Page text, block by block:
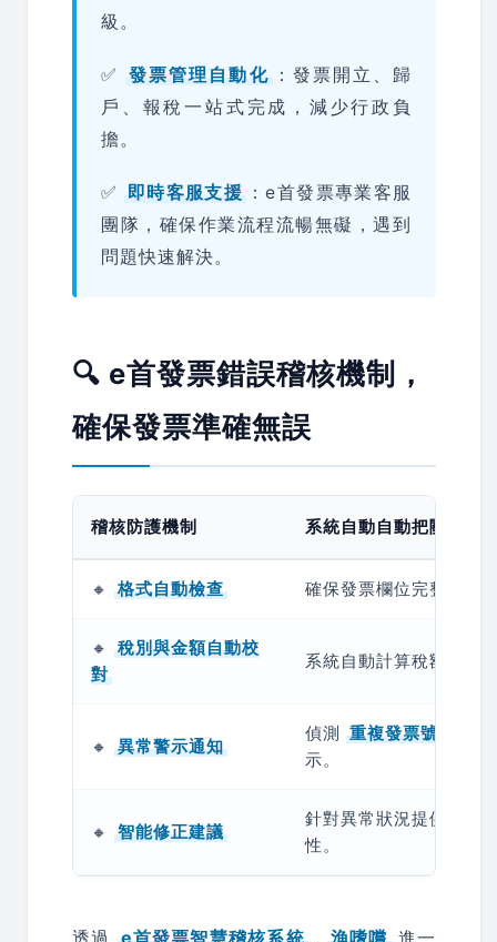
級。
✅ 發票管理自動化 ：發票開立、歸
戶、報稅一站式完成，減少行政負
擔。
✅ 即時客服支援 ：e首發票專業客服
團隊，確保作業流程流暢無礙，遇到
問題快速解決。
🔍 e首發票錯誤稽核機制，
確保發票準確無誤
稽核防護機制 系統自動自動把關內容
🔸 格式自動檢查 確保發票欄位完整，避
🔸
稅別與金額自動校
對
系統自動計算稅額，減
🔸 異常警示通知
偵測 重複發票號碼、統
示。
🔸 智能修正建議
針對異常狀況提供解決
性。
透過 e首發票智慧稽核系統， 漁嗜嚐進一